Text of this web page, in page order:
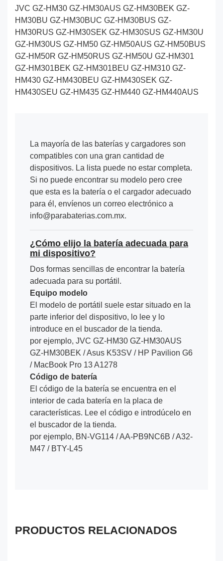
JVC GZ-HM30 GZ-HM30AUS GZ-HM30BEK GZ-
HM30BU GZ-HM30BUC GZ-HM30BUS GZ-
HM30RUS GZ-HM30SEK GZ-HM30SUS GZ-HM30U
GZ-HM30US GZ-HM50 GZ-HM50AUS GZ-HM50BUS
GZ-HM50R GZ-HM50RUS GZ-HM50U GZ-HM301
GZ-HM301BEK GZ-HM301BEU GZ-HM310 GZ-
HM430 GZ-HM430BEU GZ-HM430SEK GZ-
HM430SEU GZ-HM435 GZ-HM440 GZ-HM440AUS
La mayoría de las baterías y cargadores son
compatibles con una gran cantidad de
dispositivos. La lista puede no estar completa.
Si no puede encontrar su modelo pero cree
que esta es la batería o el cargador adecuado
para él, envíenos un correo electrónico a
info@parabaterias.com.mx.
¿Cómo elijo la batería adecuada para
mi dispositivo?
Dos formas sencillas de encontrar la batería
adecuada para su portátil.
Equipo modelo
El modelo de portátil suele estar situado en la
parte inferior del dispositivo, lo lee y lo
introduce en el buscador de la tienda.
por ejemplo, JVC GZ-HM30 GZ-HM30AUS
GZ-HM30BEK / Asus K53SV / HP Pavilion G6
/ MacBook Pro 13 A1278
Código de batería
El código de la batería se encuentra en el
interior de cada batería en la placa de
características. Lee el código e introdúcelo en
el buscador de la tienda.
por ejemplo, BN-VG114 / AA-PB9NC6B / A32-
M47 / BTY-L45
PRODUCTOS RELACIONADOS